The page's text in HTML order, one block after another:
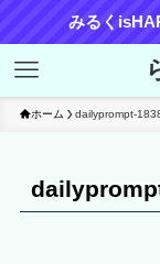
みるく
ホーム dailyprompt-